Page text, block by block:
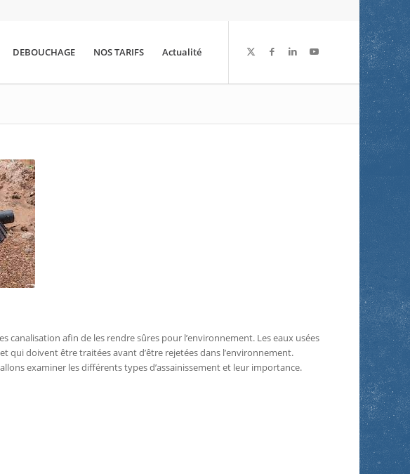
DEBOUCHAGE NOS TARIFS Actualité
canalisation afin de les rendre sûres pour l’environnement. Les eaux usées
doivent être traitées avant d’être rejetées dans l’environnement.
examiner les différents types d’assainissement et leur importance.